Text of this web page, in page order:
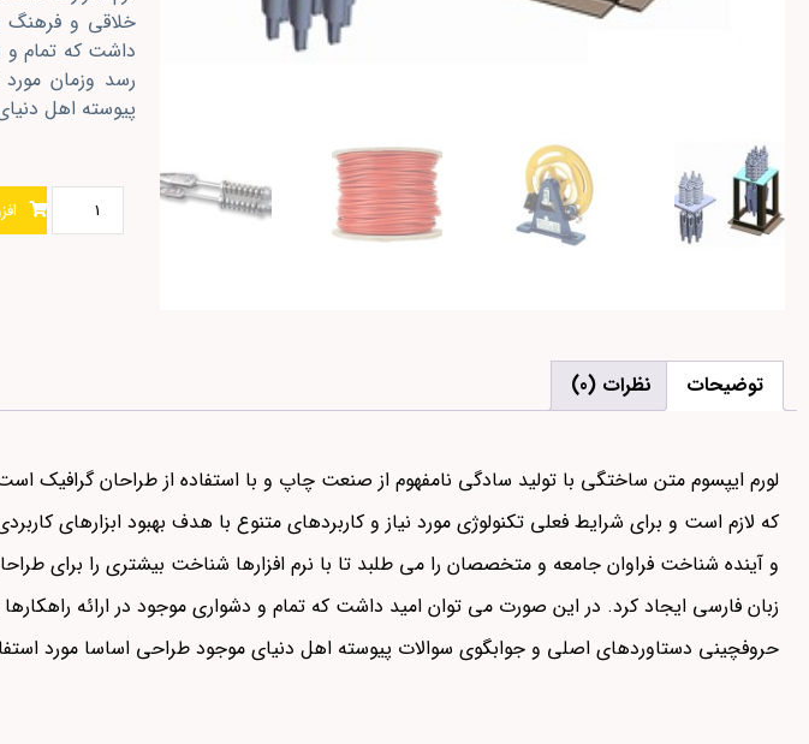
خلاقی و فرهنگ
داشت که تمام و
رسد وزمان
پیوسته اهل
توضیحات نظرات (0)
لورم ایپسوم متن ساختگی با تولید سادگی نامفهوم از صنعت چاپ و با استفاده از طراحان گرافیک
که لازم است و برای شرایط فعلی تکنولوژی مورد نیاز و کاربردهای متنوع با هدف بهبود ابزارهای
و آینده شناخت فراوان جامعه و متخصصان را می طلبد تا با نرم افزارها شناخت بیشتری را برای
زبان فارسی ایجاد کرد. در این صورت می توان امید داشت که تمام و دشواری موجود در ارائه
حروفچینی دستاوردهای اصلی و جوابگوی سوالات پیوسته اهل دنیای موجود طراحی اساسا مورد